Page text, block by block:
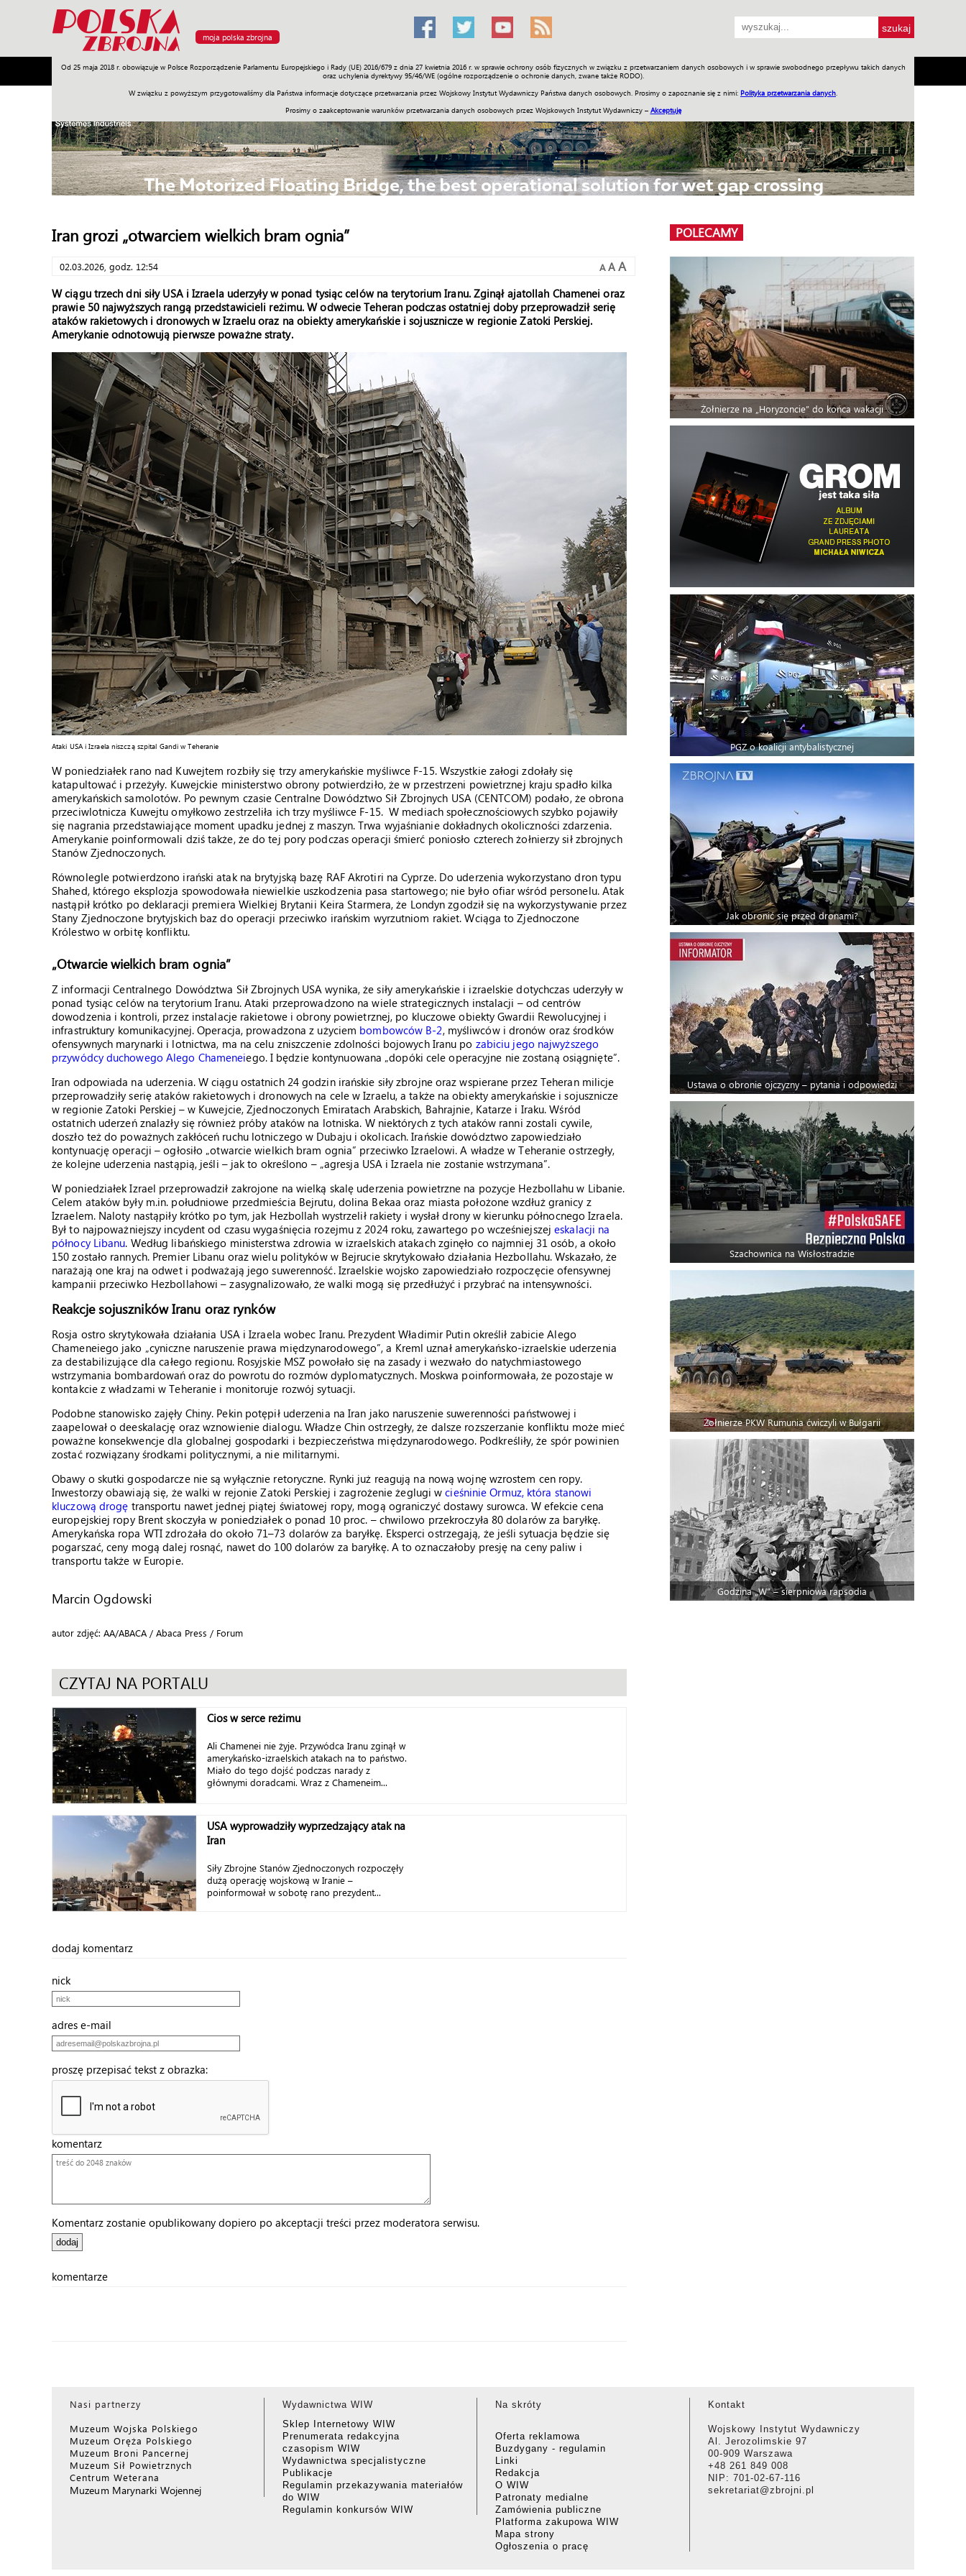
moja polska zbrojna
Od 25 maja 2018 r. obowiązuje w Polsce Rozporządzenie Parlamentu Europejskiego i Rady (UE) 2016/679 z dnia 27 kwietnia 2016 r. w sprawie ochrony osób fizycznych w związku z przetwarzaniem danych osobowych i w sprawie swobodnego przepływu takich danych
oraz uchylenia dyrektywy 95/46/WE (ogólne rozporządzenie o ochronie danych, zwane także RODO).
W związku z powyższym przygotowaliśmy dla Państwa informacje dotyczące przetwarzania przez Wojskowy Instytut Wydawniczy Państwa danych osobowych. Prosimy o zapoznanie się z nimi: Polityka przetwarzania danych
Prosimy o zaakceptowanie warunków przetwarzania danych osobowych przez Wojskowych Instytut Wydawniczy – Akceptuję
Armia Poligon Sprzęt Misje Polityka Prawo Świat Społeczność Sport Historia Galerie Wideo ENGLISH SKLEP Jednodniówki Praca w WIW
Iran grozi „otwarciem wielkich bram ognia”
02.03.2026, godz. 12:54 A A A
W ciągu trzech dni siły USA i Izraela uderzyły w ponad tysiąc celów na terytorium Iranu. Zginął ajatollah Chamenei oraz
prawie 50 najwyższych rangą przedstawicieli reżimu. W odwecie Teheran podczas ostatniej doby przeprowadził serię
ataków rakietowych i dronowych w Izraelu oraz na obiekty amerykańskie i sojusznicze w regionie Zatoki Perskiej.
Amerykanie odnotowują pierwsze poważne straty.
Ataki USA i Izraela niszczą szpital Gandi w Teheranie
W poniedziałek rano nad Kuwejtem rozbiły się trzy amerykańskie myśliwce F-15. Wszystkie załogi zdołały się
katapultować i przeżyły. Kuwejckie ministerstwo obrony potwierdziło, że w przestrzeni powietrznej kraju spadło kilka
amerykańskich samolotów. Po pewnym czasie Centralne Dowództwo Sił Zbrojnych USA (CENTCOM) podało, że obrona
przeciwlotnicza Kuwejtu omyłkowo zestrzeliła ich trzy myśliwce F-15. W mediach społecznościowych szybko pojawiły
się nagrania przedstawiające moment upadku jednej z maszyn. Trwa wyjaśnianie dokładnych okoliczności zdarzenia.
Amerykanie poinformowali dziś także, że do tej pory podczas operacji śmierć poniosło czterech żołnierzy sił zbrojnych
Stanów Zjednoczonych.
Równolegle potwierdzono irański atak na brytyjską bazę RAF Akrotiri na Cyprze. Do uderzenia wykorzystano dron typu
Shahed, którego eksplozja spowodowała niewielkie uszkodzenia pasa startowego; nie było ofiar wśród personelu. Atak
nastąpił krótko po deklaracji premiera Wielkiej Brytanii Keira Starmera, że Londyn zgodził się na wykorzystywanie przez
Stany Zjednoczone brytyjskich baz do operacji przeciwko irańskim wyrzutniom rakiet. Wciąga to Zjednoczone
Królestwo w orbitę konfliktu.
„Otwarcie wielkich bram ognia”
Z informacji Centralnego Dowództwa Sił Zbrojnych USA wynika, że siły amerykańskie i izraelskie dotychczas uderzyły w
ponad tysiąc celów na terytorium Iranu. Ataki przeprowadzono na wiele strategicznych instalacji – od centrów
dowodzenia i kontroli, przez instalacje rakietowe i obrony powietrznej, po kluczowe obiekty Gwardii Rewolucyjnej i
infrastruktury komunikacyjnej. Operacja, prowadzona z użyciem bombowców B-2, myśliwców i dronów oraz środków
ofensywnych marynarki i lotnictwa, ma na celu zniszczenie zdolności bojowych Iranu po zabiciu jego najwyższego
przywódcy duchowego Alego Chameneiego. I będzie kontynuowana „dopóki cele operacyjne nie zostaną osiągnięte”.
Iran odpowiada na uderzenia. W ciągu ostatnich 24 godzin irańskie siły zbrojne oraz wspierane przez Teheran milicje
przeprowadziły serię ataków rakietowych i dronowych na cele w Izraelu, a także na obiekty amerykańskie i sojusznicze
w regionie Zatoki Perskiej – w Kuwejcie, Zjednoczonych Emiratach Arabskich, Bahrajnie, Katarze i Iraku. Wśród
ostatnich uderzeń znalazły się również próby ataków na lotniska. W niektórych z tych ataków ranni zostali cywile,
doszło też do poważnych zakłóceń ruchu lotniczego w Dubaju i okolicach. Irańskie dowództwo zapowiedziało
kontynuację operacji – ogłosiło „otwarcie wielkich bram ognia” przeciwko Izraelowi. A władze w Teheranie ostrzegły,
że kolejne uderzenia nastąpią, jeśli – jak to określono – „agresja USA i Izraela nie zostanie wstrzymana”.
W poniedziałek Izrael przeprowadził zakrojone na wielką skalę uderzenia powietrzne na pozycje Hezbollahu w Libanie.
Celem ataków były m.in. południowe przedmieścia Bejrutu, dolina Bekaa oraz miasta położone wzdłuż granicy z
Izraelem. Naloty nastąpiły krótko po tym, jak Hezbollah wystrzelił rakiety i wysłał drony w kierunku północnego Izraela.
Był to najpoważniejszy incydent od czasu wygaśnięcia rozejmu z 2024 roku, zawartego po wcześniejszejeskalacji na
północy Libanu. Według libańskiego ministerstwa zdrowia w izraelskich atakach zginęło co najmniej 31 osób, a około
150 zostało rannych. Premier Libanu oraz wielu polityków w Bejrucie skrytykowało działania Hezbollahu. Wskazało, że
narażają one kraj na odwet i podważają jego suwerenność. Izraelskie wojsko zapowiedziało rozpoczęcie ofensywnej
kampanii przeciwko Hezbollahowi – zasygnalizowało, że walki mogą się przedłużyć i przybrać na intensywności.
Reakcje sojuszników Iranu oraz rynków
Rosja ostro skrytykowała działania USA i Izraela wobec Iranu. Prezydent Władimir Putin określił zabicie Alego
Chameneiego jako „cyniczne naruszenie prawa międzynarodowego”, a Kreml uznał amerykańsko-izraelskie uderzenia
za destabilizujące dla całego regionu. Rosyjskie MSZ powołało się na zasady i wezwało do natychmiastowego
wstrzymania bombardowań oraz do powrotu do rozmów dyplomatycznych. Moskwa poinformowała, że pozostaje w
kontakcie z władzami w Teheranie i monitoruje rozwój sytuacji.
Podobne stanowisko zajęły Chiny. Pekin potępił uderzenia na Iran jako naruszenie suwerenności państwowej i
zaapelował o deeskalację oraz wznowienie dialogu. Władze Chin ostrzegły, że dalsze rozszerzanie konfliktu może mieć
poważne konsekwencje dla globalnej gospodarki i bezpieczeństwa międzynarodowego. Podkreśliły, że spór powinien
zostać rozwiązany środkami politycznymi, a nie militarnymi.
Obawy o skutki gospodarcze nie są wyłącznie retoryczne. Rynki już reagują na nową wojnę wzrostem cen ropy.
Inwestorzy obawiają się, że walki w rejonie Zatoki Perskiej i zagrożenie żeglugi wcieśninie Ormuz, która stanowi
kluczową drogę transportu nawet jednej piątej światowej ropy, mogą ograniczyć dostawy surowca. W efekcie cena
europejskiej ropy Brent skoczyła w poniedziałek o ponad 10 proc. – chwilowo przekroczyła 80 dolarów za baryłkę.
Amerykańska ropa WTI zdrożała do około 71–73 dolarów za baryłkę. Eksperci ostrzegają, że jeśli sytuacja będzie się
pogarszać, ceny mogą dalej rosnąć, nawet do 100 dolarów za baryłkę. A to oznaczałoby presję na ceny paliw i
transportu także w Europie.
Marcin Ogdowski
autor zdjęć: AA/ABACA / Abaca Press / Forum
CZYTAJ NA PORTALU
Cios w serce reżimu
Ali Chamenei nie żyje. Przywódca Iranu zginął w
amerykańsko-izraelskich atakach na to państwo.
Miało do tego dojść podczas narady z
głównymi doradcami. Wraz z Chameneim...
USA wyprowadziły wyprzedzający atak na
Iran
Siły Zbrojne Stanów Zjednoczonych rozpoczęły
dużą operację wojskową w Iranie –
poinformował w sobotę rano prezydent...
dodaj komentarz
nick
adres e-mail
proszę przepisać tekst z obrazka:
komentarz
Komentarz zostanie opublikowany dopiero po akceptacji treści przez moderatora serwisu.
komentarze
POLECAMY
Żołnierze na „Horyzoncie” do końca wakacji
PGZ o koalicji antybalistycznej
Jak obronić się przed dronami?
Ustawa o obronie ojczyzny – pytania i odpowiedzi
Szachownica na Wisłostradzie
Żołnierze PKW Rumunia ćwiczyli w Bułgarii
Godzina „W” – sierpniowa rapsodia
Nasi partnerzy
Muzeum Wojska Polskiego
Muzeum Oręża Polskiego
Muzeum Broni Pancernej
Muzeum Sił Powietrznych
Centrum Weterana
Muzeum Marynarki Wojennej
Wydawnictwa WIW
Sklep Internetowy WIW
Prenumerata redakcyjna
czasopism WIW
Wydawnictwa specjalistyczne
Publikacje
Regulamin przekazywania materiałów
do WIW
Regulamin konkursów WIW
Na skróty
Oferta reklamowa
Buzdygany - regulamin
Linki
Redakcja
O WIW
Patronaty medialne
Zamówienia publiczne
Platforma zakupowa WIW
Mapa strony
Ogłoszenia o pracę
Kontakt
Wojskowy Instytut Wydawniczy
Al. Jerozolimskie 97
00-909 Warszawa
+48 261 849 008
NIP: 701-02-67-116
sekretariat@zbrojni.pl